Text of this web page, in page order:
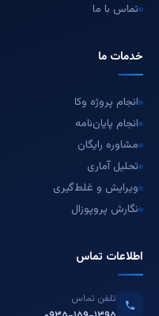
تماس با ما
خدمات ما
انجام پروژه وکا
انجام پایان‌نامه
مشاوره رایگان
تحلیل آماری
ویرایش و غلط‌گیری
نگارش پروپوزال
اطلاعات تماس
تلفن تماس